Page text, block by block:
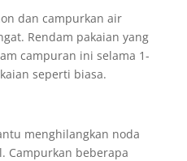
dan campurkan air
Rendam pakaian yang
campuran ini selama 1-
seperti biasa.
menghilangkan noda
Campurkan beberapa